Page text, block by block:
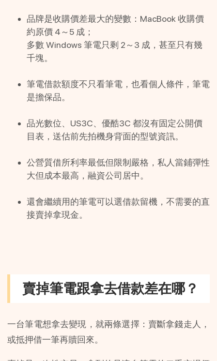
品牌是收購價差最大的變數：MacBook 收購價
約原價 4～5 成；
多數 Windows 筆電只剩 2～3 成，甚至只有幾
千塊。
筆電借款額度不只看筆電，也看個人條件，筆電
是擔保品。
品光數位、US3C、優酷3C 都沒有固定公開價
目表，送估前先拍機身背面的型號資訊。
公營質借所利率最低但限制嚴格，私人當鋪彈性
大但成本最高，融資公司居中。
還會繼續用的筆電可以選借款留機，不需要的直
接賣掉拿現金。
賣掉筆電跟拿去借款差在哪？
一台筆電想拿去變現，就兩條選擇：賣斷拿錢走人，
或抵押借一筆再贖回來。